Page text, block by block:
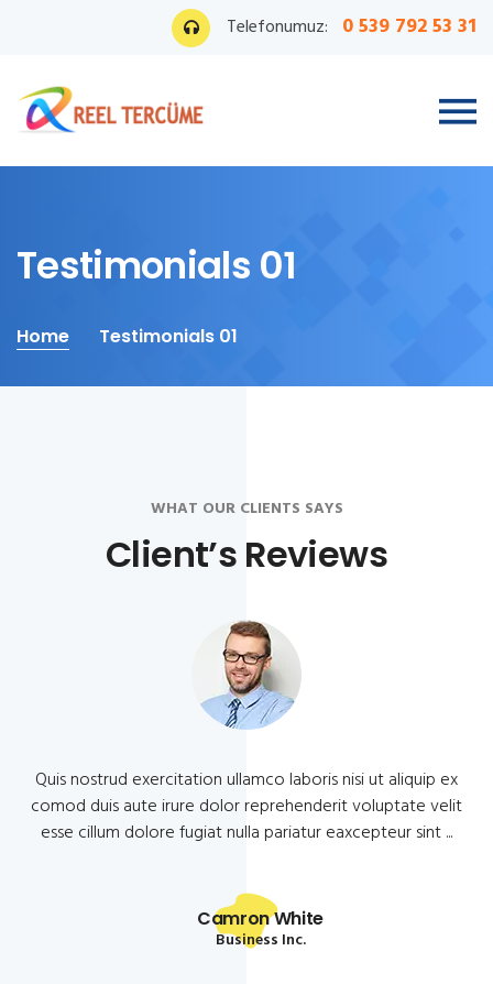
Telefonumuz: 0 539 792 53 31
Testimonials 01
Home Testimonials 01
WHAT OUR CLIENTS SAYS
Client’s Reviews
Quis nostrud exercitation ullamco laboris nisi ut aliquip ex
comod duis aute irure dolor reprehenderit voluptate velit
esse cillum dolore fugiat nulla pariatur eaxcepteur sint ...
Camron White
Business Inc.